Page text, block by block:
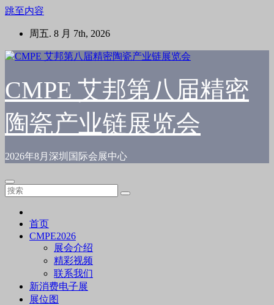
跳至内容
周五. 8 月 7th, 2026
CMPE 艾邦第八届精密
陶瓷产业链展览会
2026年8月深圳国际会展中心
首页
CMPE2026
展会介绍
精彩视频
联系我们
新消费电子展
展位图